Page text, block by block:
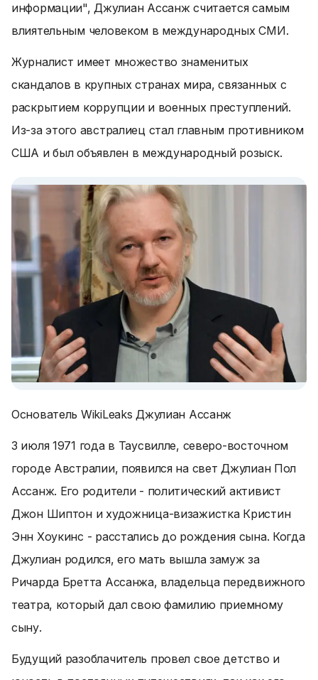
информации", Джулиан Ассанж считается самым
влиятельным человеком в международных СМИ.
Журналист имеет множество знаменитых
скандалов в крупных странах мира, связанных с
раскрытием коррупции и военных преступлений.
Из-за этого австралиец стал главным противником
США и был объявлен в международный розыск.
Основатель WikiLeaks Джулиан Ассанж
3 июля 1971 года в Таусвилле, северо-восточном
городе Австралии, появился на свет Джулиан Пол
Ассанж. Его родители - политический активист
Джон Шиптон и художница-визажистка Кристин
Энн Хоукинс - расстались до рождения сына. Когда
Джулиан родился, его мать вышла замуж за
Ричарда Бретта Ассанжа, владельца передвижного
театра, который дал свою фамилию приемному
сыну.
Будущий разоблачитель провел свое детство и